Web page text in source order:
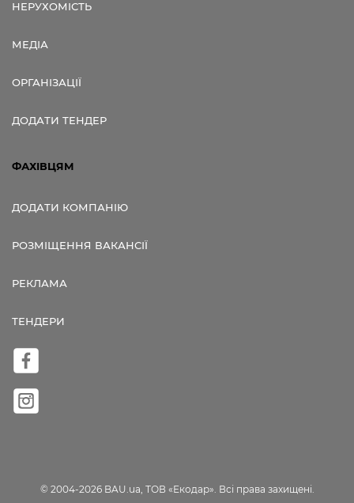
НЕРУХОМІСТЬ
МЕДІА
ОРГАНІЗАЦІЇ
ДОДАТИ ТЕНДЕР
ФАХІВЦЯМ
ДОДАТИ КОМПАНІЮ
РОЗМІЩЕННЯ ВАКАНСІЇ
РЕКЛАМА
ТЕНДЕРИ
© 2004-2026 BAU.ua, ТОВ «Екодар». Всі права захищені.